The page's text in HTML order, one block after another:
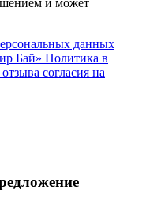
и может
данных
Бай» Политика в
согласия на